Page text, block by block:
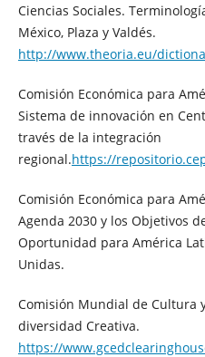
Ciencias Sociales.
México, Plaza y Valdés.
http://www.theoria.eu/
Comisión Económica para
Sistema de innovación en
través de la integración
regional.https://
Comisión Económica para
Agenda 2030 y los Objetivos
Oportunidad para América
Unidas.
Comisión Mundial de Cultura
diversidad Creativa.
https://